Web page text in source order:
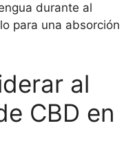
durante al
para una absorción
al
CBD en